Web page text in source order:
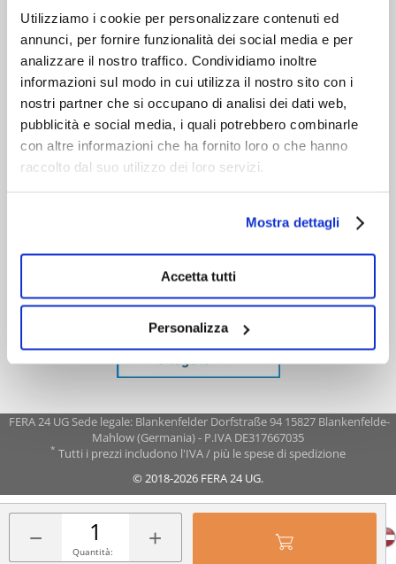
Utilizziamo i cookie per personalizzare contenuti ed
annunci, per fornire funzionalità dei social media e per
analizzare il nostro traffico. Condividiamo inoltre
informazioni sul modo in cui utilizza il nostro sito con i
nostri partner che si occupano di analisi dei dati web,
pubblicità e social media, i quali potrebbero combinarle
con altre informazioni che ha fornito loro o che hanno
raccolto dal suo utilizzo dei loro servizi.
Mostra dettagli
Accetta tutti
Personalizza
− +
Quantità:
FERA 24 UG Sede legale: Blankenfelder Dorfstraße 94 15827 Blankenfelde-
Mahlow (Germania) - P.IVA DE317667035
* Tutti i prezzi includono l'IVA / più le spese di spedizione
© 2018-2026 FERA 24 UG.
FERA INTERNATIONAL: